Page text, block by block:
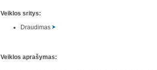
Veiklos sritys:
Draudimas
Veiklos aprašymas: